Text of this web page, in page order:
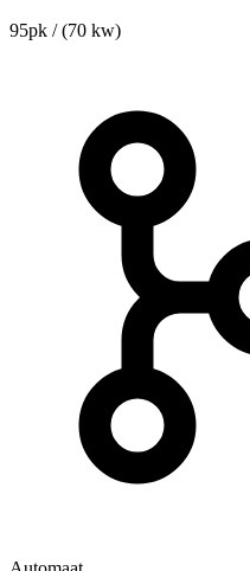
95pk / (70 kw)